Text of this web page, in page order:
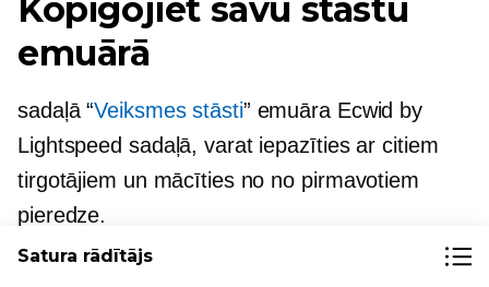
Kopīgojiet savu stāstu
emuārā
sadaļā “Veiksmes stāsti” emuāra Ecwid by
Lightspeed sadaļā, varat iepazīties ar citiem
tirgotājiem un mācīties no no pirmavotiem
pieredze.
Satura rādītājs